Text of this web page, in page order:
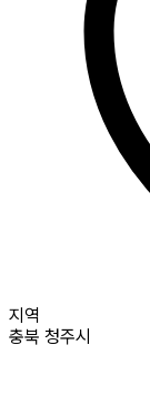
지역
충북 청주시